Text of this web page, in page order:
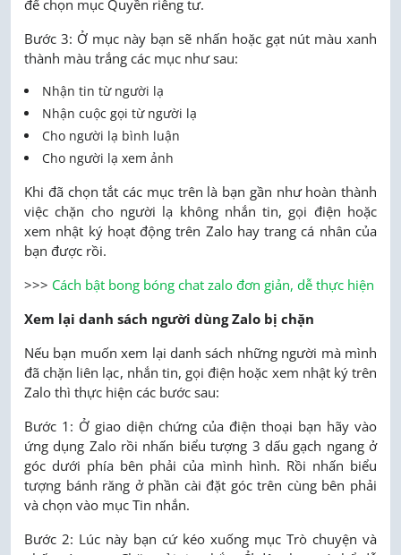
để chọn mục Quyền riêng tư.
Bước 3: Ở mục này bạn sẽ nhấn hoặc gạt nút màu xanh
thành màu trắng các mục như sau:
Nhận tin từ người lạ
Nhận cuộc gọi từ người lạ
Cho người lạ bình luận
Cho người lạ xem ảnh
Khi đã chọn tắt các mục trên là bạn gần như hoàn thành
việc chặn cho người lạ không nhắn tin, gọi điện hoặc
xem nhật ký hoạt động trên Zalo hay trang cá nhân của
bạn được rồi.
>>> Cách bật bong bóng chat zalo đơn giản, dễ thực hiện
Xem lại danh sách người dùng Zalo bị chặn
Nếu bạn muốn xem lại danh sách những người mà mình
đã chặn liên lạc, nhắn tin, gọi điện hoặc xem nhật ký trên
Zalo thì thực hiện các bước sau:
Bước 1: Ở giao diện chứng của điện thoại bạn hãy vào
ứng dụng Zalo rồi nhấn biểu tượng 3 dấu gạch ngang ở
góc dưới phía bên phải của mình hình. Rồi nhấn biểu
tượng bánh răng ở phần cài đặt góc trên cùng bên phải
và chọn vào mục Tin nhắn.
Bước 2: Lúc này bạn cứ kéo xuống mục Trò chuyện và